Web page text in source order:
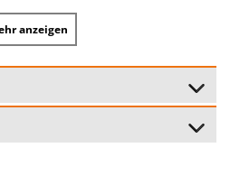
anzeigen